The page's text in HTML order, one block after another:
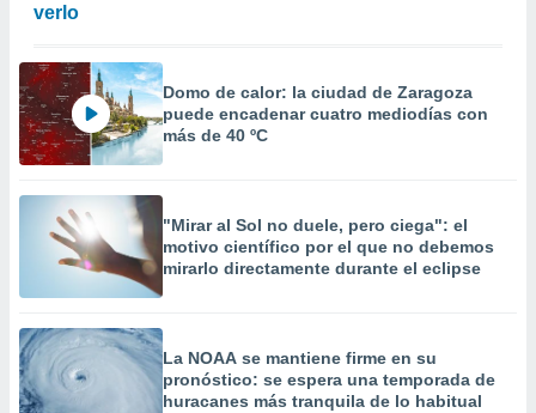
verlo
Domo de calor: la ciudad de Zaragoza
puede encadenar cuatro mediodías con
más de 40 ºC
"Mirar al Sol no duele, pero ciega": el
motivo científico por el que no debemos
mirarlo directamente durante el eclipse
La NOAA se mantiene firme en su
pronóstico: se espera una temporada de
huracanes más tranquila de lo habitual